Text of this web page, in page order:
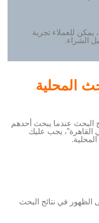
يمكن للعملاء تجربة
الشراء.
المحلية
عندما يبحث أحدهم
يجب عليك
في نتائج البحث